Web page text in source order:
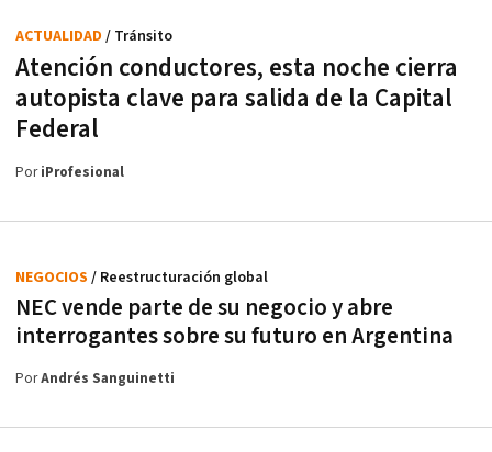
Atención conductores, esta noche cierra
autopista clave para salida de la Capital
Federal
ACTUALIDAD / Tránsito
PoriProfesional
NEC vende parte de su negocio y abre
interrogantes sobre su futuro en Argentina
NEGOCIOS / Reestructuración global
PorAndrés Sanguinetti